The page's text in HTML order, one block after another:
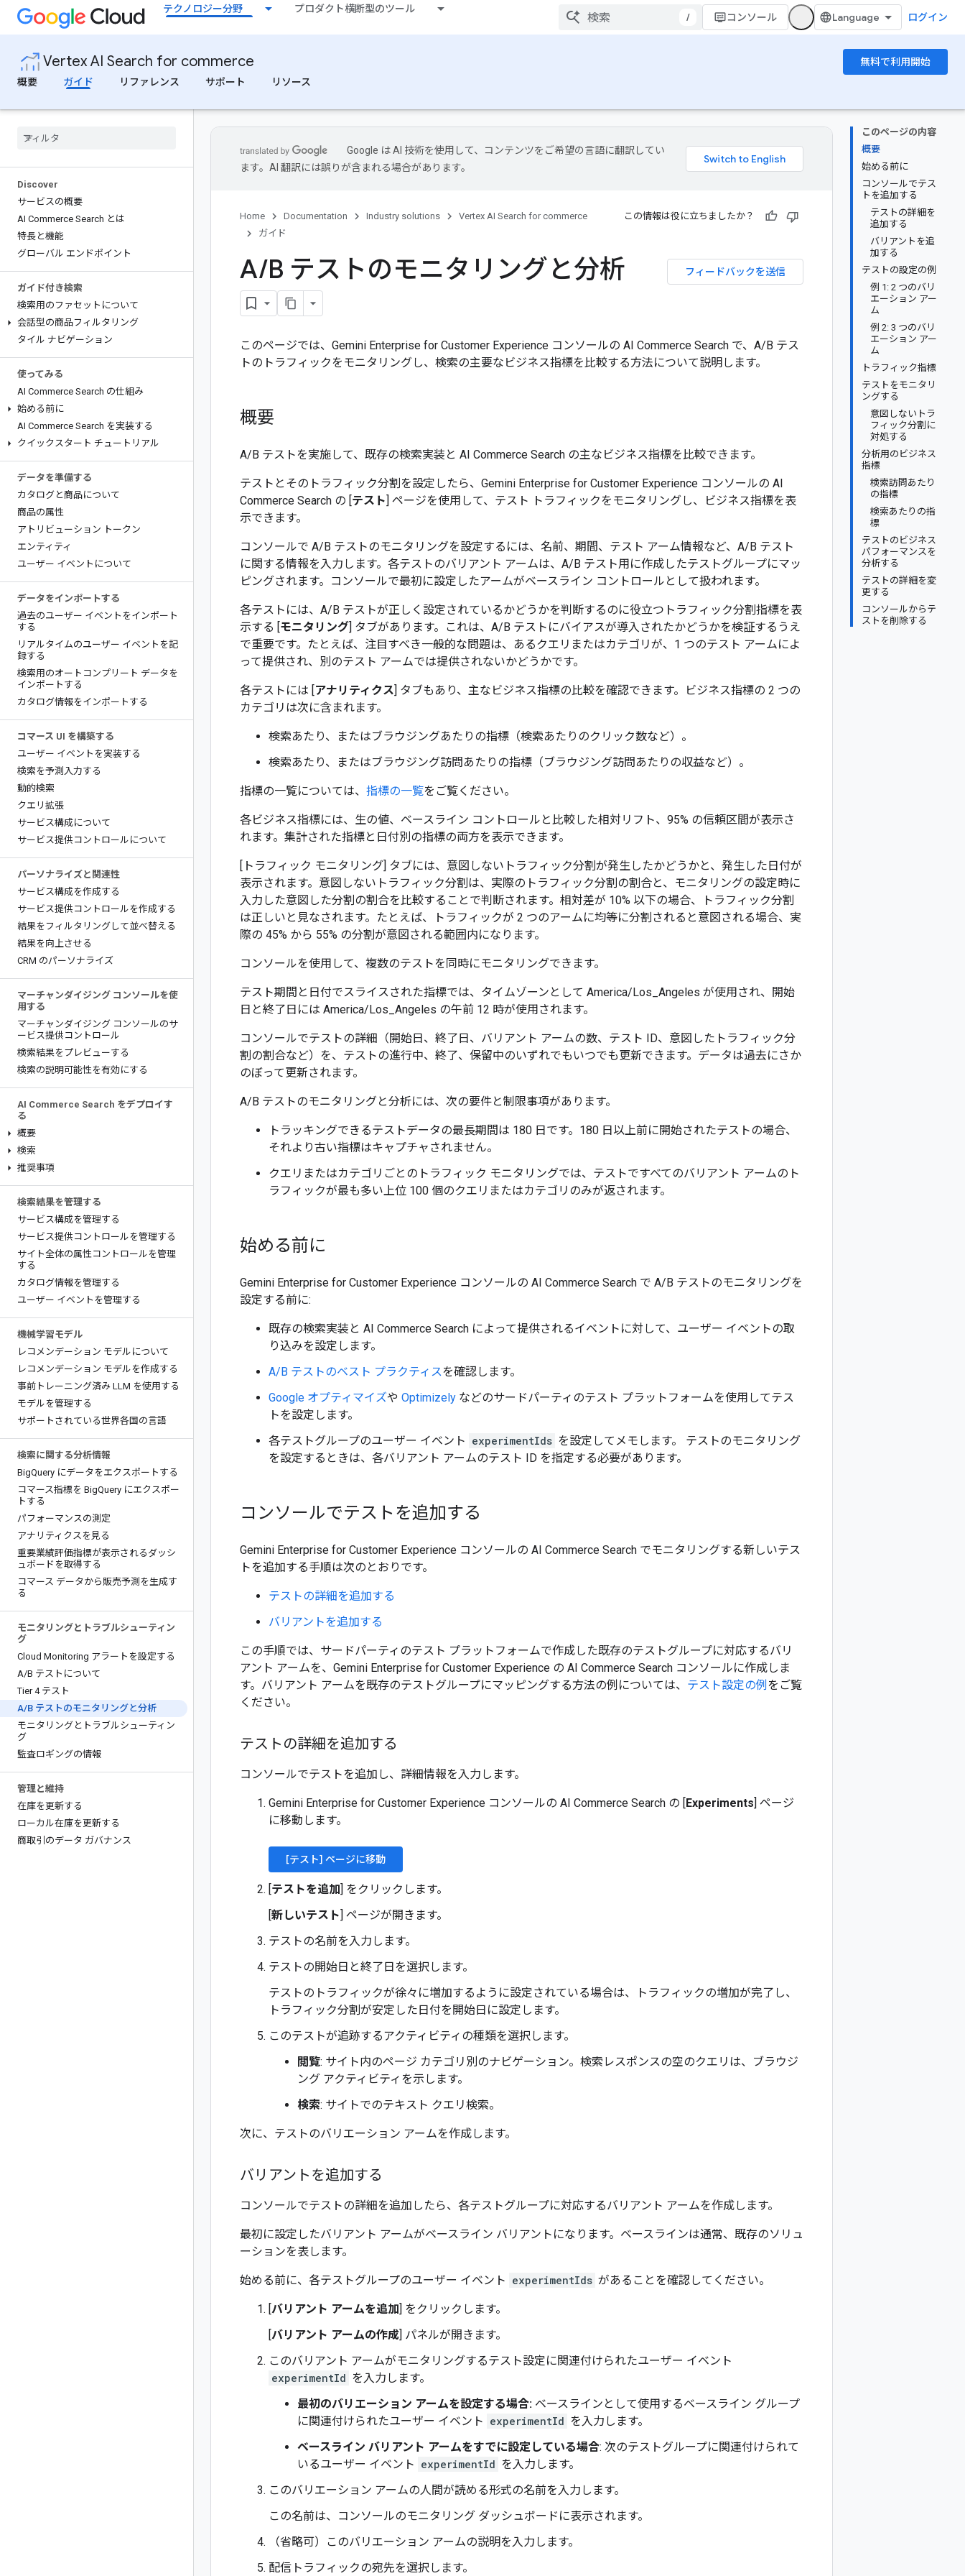
テクノロジー分野 プロダクト横断型のツール
/ コンソール ログイン
Vertex AI Search for commerce
無料で利用開始
概要
ガイド リファレンス サポート リソース
Discover
サービスの概要
AI Commerce Search とは
特長と機能
グローバル エンドポイント
ガイド付き検索
検索用のファセットについて
会話型の商品フィルタリング
タイル ナビゲーション
使ってみる
AI Commerce Search の仕組み
始める前に
AI Commerce Search を実装する
クイックスタート チュートリアル
データを準備する
カタログと商品について
商品の属性
アトリビューション トークン
エンティティ
ユーザー イベントについて
データをインポートする
過去のユーザー イベントをインポート
する
リアルタイムのユーザー イベントを記
録する
検索用のオートコンプリート データを
インポートする
カタログ情報をインポートする
コマース UI を構築する
ユーザー イベントを実装する
検索を予測入力する
動的検索
クエリ拡張
サービス構成について
サービス提供コントロールについて
パーソナライズと関連性
サービス構成を作成する
サービス提供コントロールを作成する
結果をフィルタリングして並べ替える
結果を向上させる
CRM のパーソナライズ
マーチャンダイジング コンソールを使
用する
マーチャンダイジング コンソールのサ
ービス提供コントロール
検索結果をプレビューする
検索の説明可能性を有効にする
AI Commerce Search をデプロイす
る
概要
検索
推奨事項
検索結果を管理する
サービス構成を管理する
サービス提供コントロールを管理する
サイト全体の属性コントロールを管理
する
カタログ情報を管理する
ユーザー イベントを管理する
機械学習モデル
レコメンデーション モデルについて
レコメンデーション モデルを作成する
事前トレーニング済み LLM を使用する
モデルを管理する
サポートされている世界各国の言語
検索に関する分析情報
BigQuery にデータをエクスポートする
コマース指標を BigQuery にエクスポー
トする
パフォーマンスの測定
アナリティクスを見る
重要業績評価指標が表示されるダッシ
ュボードを取得する
コマース データから販売予測を生成す
る
モニタリングとトラブルシューティン
グ
Cloud Monitoring アラートを設定する
A/B テストについて
Tier 4 テスト
A/B テストのモニタリングと分析
モニタリングとトラブルシューティン
グ
監査ロギングの情報
管理と維持
在庫を更新する
ローカル在庫を更新する
商取引のデータ ガバナンス
このページの内容
概要
始める前に
コンソールでテス
トを追加する
テストの詳細を
追加する
バリアントを追
加する
テストの設定の例
例 1: 2 つのバリ
エーション アー
ム
例 2: 3 つのバリ
エーション アー
ム
トラフィック指標
テストをモニタリ
ングする
意図しないトラ
フィック分割に
対処する
分析用のビジネス
指標
検索訪問あたり
の指標
検索あたりの指
標
テストのビジネス
パフォーマンスを
分析する
テストの詳細を変
更する
コンソールからテ
ストを削除する
Google は AI 技術を使用して、コンテンツをご希望の言語に翻訳してい
ます。AI 翻訳には誤りが含まれる場合があります。
Home Documentation Industry solutions
Vertex AI Search for commerce
ガイド
この情報は役に立ちましたか？
フィードバックを送信
A/B テストのモニタリングと分析
このページでは、Gemini Enterprise for Customer Experience コンソールの AI Commerce Search で、A/B テス
トのトラフィックをモニタリングし、検索の主要なビジネス指標を比較する方法について説明します。
概要
A/B テストを実施して、既存の検索実装と AI Commerce Search の主なビジネス指標を比較できます。
テストとそのトラフィック分割を設定したら、Gemini Enterprise for Customer Experience コンソールの AI
Commerce Search の [テスト] ページを使用して、テスト トラフィックをモニタリングし、ビジネス指標を表
示できます。
コンソールで A/B テストのモニタリングを設定するには、名前、期間、テスト アーム情報など、A/B テスト
に関する情報を入力します。各テストのバリアント アームは、A/B テスト用に作成したテストグループにマッ
ピングされます。コンソールで最初に設定したアームがベースライン コントロールとして扱われます。
各テストには、A/B テストが正しく設定されているかどうかを判断するのに役立つトラフィック分割指標を表
示する [モニタリング] タブがあります。これは、A/B テストにバイアスが導入されたかどうかを検証するうえ
で重要です。たとえば、注目すべき一般的な問題は、あるクエリまたはカテゴリが、1 つのテスト アームによ
って提供され、別のテスト アームでは提供されないかどうかです。
各テストには [アナリティクス] タブもあり、主なビジネス指標の比較を確認できます。ビジネス指標の 2 つの
カテゴリは次に含まれます。
検索あたり、またはブラウジングあたりの指標（検索あたりのクリック数など）。
検索あたり、またはブラウジング訪問あたりの指標（ブラウジング訪問あたりの収益など）。
指標の一覧については、 指標の一覧をご覧ください。
各ビジネス指標には、生の値、ベースライン コントロールと比較した相対リフト、95% の信頼区間が表示さ
れます。集計された指標と日付別の指標の両方を表示できます。
[トラフィック モニタリング] タブには、意図しないトラフィック分割が発生したかどうかと、発生した日付が
表示されます。意図しないトラフィック分割は、実際のトラフィック分割の割合と、モニタリングの設定時に
入力した意図した分割の割合を比較することで判断されます。相対差が 10% 以下の場合、トラフィック分割
は正しいと見なされます。たとえば、トラフィックが 2 つのアームに均等に分割されると意図される場合、実
際の 45% から 55% の分割が意図される範囲内になります。
コンソールを使用して、複数のテストを同時にモニタリングできます。
テスト期間と日付でスライスされた指標では、タイムゾーンとして America/Los_Angeles が使用され、開始
日と終了日には America/Los_Angeles の午前 12 時が使用されます。
コンソールでテストの詳細（開始日、終了日、バリアント アームの数、テスト ID、意図したトラフィック分
割の割合など）を、テストの進行中、終了、保留中のいずれでもいつでも更新できます。データは過去にさか
のぼって更新されます。
A/B テストのモニタリングと分析には、次の要件と制限事項があります。
トラッキングできるテストデータの最長期間は 180 日です。180 日以上前に開始されたテストの場合、
それより古い指標はキャプチャされません。
クエリまたはカテゴリごとのトラフィック モニタリングでは、テストですべてのバリアント アームのト
ラフィックが最も多い上位 100 個のクエリまたはカテゴリのみが返されます。
始める前に
Gemini Enterprise for Customer Experience コンソールの AI Commerce Search で A/B テストのモニタリングを
設定する前に:
既存の検索実装と AI Commerce Search によって提供されるイベントに対して、ユーザー イベントの取
り込みを設定します。
A/B テストのベスト プラクティスを確認します。
Google オプティマイズや Optimizely などのサードパーティのテスト プラットフォームを使用してテス
トを設定します。
各テストグループのユーザー イベント experimentIds を設定してメモします。 テストのモニタリング
を設定するときは、各バリアント アームのテスト ID を指定する必要があります。
コンソールでテストを追加する
Gemini Enterprise for Customer Experience コンソールの AI Commerce Search でモニタリングする新しいテス
トを追加する手順は次のとおりです。
テストの詳細を追加する
バリアントを追加する
この手順では、サードパーティのテスト プラットフォームで作成した既存のテストグループに対応するバリ
アント アームを、Gemini Enterprise for Customer Experience の AI Commerce Search コンソールに作成しま
す。バリアント アームを既存のテストグループにマッピングする方法の例については、 テスト設定の例 をご覧
ください。
テストの詳細を追加する
コンソールでテストを追加し、詳細情報を入力します。
Gemini Enterprise for Customer Experience コンソールの AI Commerce Search の [Experiments] ページ
に移動します。
[テスト] ページに移動
[テストを追加] をクリックします。
[新しいテスト] ページが開きます。
テストの名前を入力します。
テストの開始日と終了日を選択します。
テストのトラフィックが徐々に増加するように設定されている場合は、トラフィックの増加が完了し、
トラフィック分割が安定した日付を開始日に設定します。
このテストが追跡するアクティビティの種類を選択します。
閲覧: サイト内のページ カテゴリ別のナビゲーション。検索レスポンスの空のクエリは、ブラウジ
ング アクティビティを示します。
検索: サイトでのテキスト クエリ検索。
次に、テストのバリエーション アームを作成します。
バリアントを追加する
コンソールでテストの詳細を追加したら、各テストグループに対応するバリアント アームを作成します。
最初に設定したバリアント アームがベースライン バリアントになります。ベースラインは通常、既存のソリュ
ーションを表します。
始める前に、各テストグループのユーザー イベント experimentIds があることを確認してください。
[バリアント アームを追加] をクリックします。
[バリアント アームの作成] パネルが開きます。
このバリアント アームがモニタリングするテスト設定に関連付けられたユーザー イベント
experimentId を入力します。
最初のバリエーション アームを設定する場合: ベースラインとして使用するベースライン グループ
に関連付けられたユーザー イベント experimentId を入力します。
ベースライン バリアント アームをすでに設定している場合: 次のテストグループに関連付けられて
いるユーザー イベント experimentId を入力します。
このバリエーション アームの人間が読める形式の名前を入力します。
この名前は、コンソールのモニタリング ダッシュボードに表示されます。
（省略可）このバリエーション アームの説明を入力します。
配信トラフィックの宛先を選択します。